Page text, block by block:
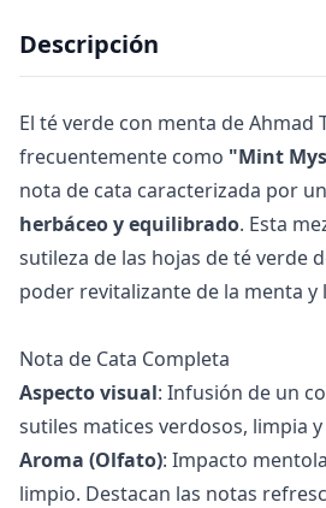
Descripción
El té verde con menta de Ahmad
frecuentemente como "Mint
nota de cata caracterizada por un
herbáceo y equilibrado. Esta
sutileza de las hojas de té verde
poder revitalizante de la menta y
Nota de Cata Completa
Aspecto visual: Infusión de un
sutiles matices verdosos, limpia
Aroma (Olfato): Impacto
limpio. Destacan las notas